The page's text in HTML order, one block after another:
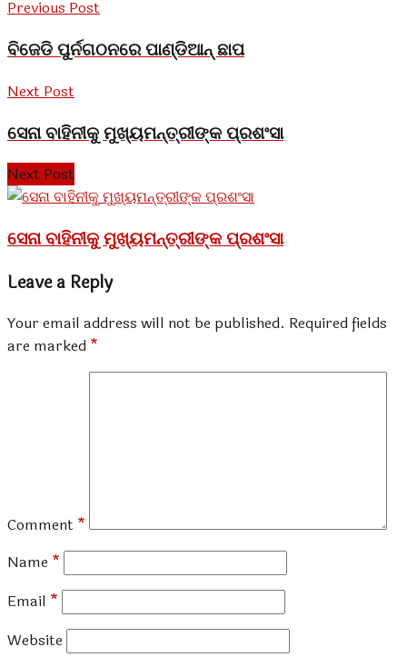
Previous Post
ବିଜେଡି ପୁର୍ନଗଠନରେ ପାଣ୍ଡିଆନ୍ ଛାପ
Next Post
ସେନା ବାହିନୀକୁ ମୁଖ୍ୟମନ୍ତ୍ରୀଙ୍କ ପ୍ରଶଂସା
Next Post
ସେନା ବାହିନୀକୁ ମୁଖ୍ୟମନ୍ତ୍ରୀଙ୍କ ପ୍ରଶଂସା
Leave a Reply
Your email address will not be published. Required fields
are marked *
Comment *
Name *
Email *
Website